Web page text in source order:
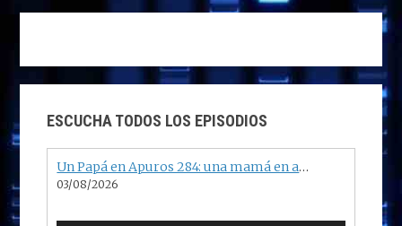
h
a
n
n
el
ESCUCHA TODOS LOS EPISODIOS
Un Papá en Apuros 284: una mamá en apuros con una familia más que especial
03/08/2026